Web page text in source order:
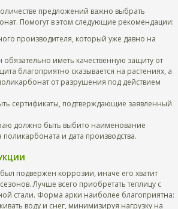
предложений важно выбрать
Помогут в этом следующие рекомендации:
производителя, который уже давно на
иметь качественную защиту от
благоприятно сказывается на растениях, а
от разрушения под действием
сертификаты, подтверждающие заявленный
должно быть выбито наименование
и дата производства.
подвержен коррозии, иначе его хватит
Лучше всего приобретать теплицу с
стали. Форма арки наиболее благоприятна:
воду и снег, минимизируя нагрузку на